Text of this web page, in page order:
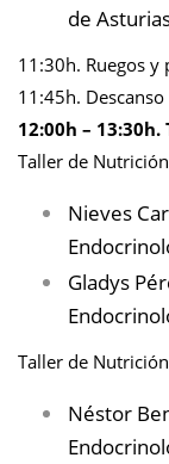
de
11:30h. Ruegos y
11:45h. Descanso
12:00h – 13:30h.
Taller de
Nieves
Gladys
Taller de
Néstor